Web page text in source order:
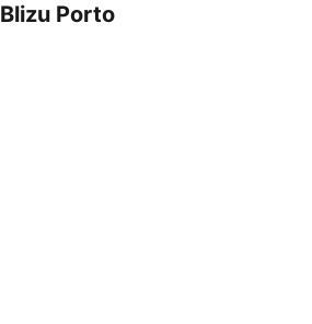
Blizu Porto